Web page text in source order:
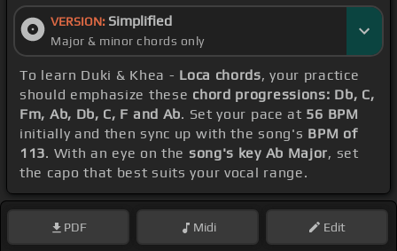
VERSION: Simplified
Major & minor chords only
To learn Duki & Khea - Loca chords, your practice
should emphasize these chord progressions: Db, C,
Fm, Ab, Db, C, F and Ab. Set your pace at 56 BPM
initially and then sync up with the song's BPM of
113. With an eye on the song's key Ab Major, set
the capo that best suits your vocal range.
PDF Midi Edit